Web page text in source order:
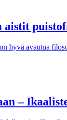
aistit
hyvä avautua
–